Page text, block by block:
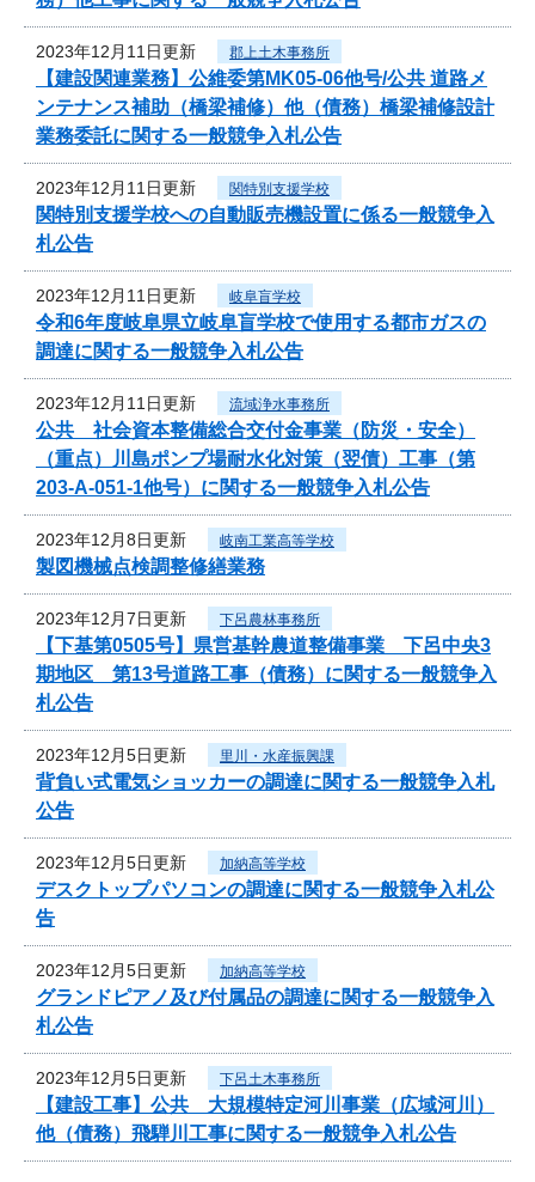
2023年12月11日更新 郡上土木事務所
【建設関連業務】公維委第MK05-06他号/公共 道路メ
ンテナンス補助（橋梁補修）他（債務）橋梁補修設計
業務委託に関する一般競争入札公告
2023年12月11日更新 関特別支援学校
関特別支援学校への自動販売機設置に係る一般競争入
札公告
2023年12月11日更新 岐阜盲学校
令和6年度岐阜県立岐阜盲学校で使用する都市ガスの
調達に関する一般競争入札公告
2023年12月11日更新 流域浄水事務所
公共 社会資本整備総合交付金事業（防災・安全）
（重点）川島ポンプ場耐水化対策（翌債）工事（第
203-A-051-1他号）に関する一般競争入札公告
2023年12月8日更新 岐南工業高等学校
製図機械点検調整修繕業務
2023年12月7日更新 下呂農林事務所
【下基第0505号】県営基幹農道整備事業 下呂中央3
期地区 第13号道路工事（債務）に関する一般競争入
札公告
2023年12月5日更新 里川・水産振興課
背負い式電気ショッカーの調達に関する一般競争入札
公告
2023年12月5日更新 加納高等学校
デスクトップパソコンの調達に関する一般競争入札公
告
2023年12月5日更新 加納高等学校
グランドピアノ及び付属品の調達に関する一般競争入
札公告
2023年12月5日更新 下呂土木事務所
【建設工事】公共 大規模特定河川事業（広域河川）
他（債務）飛騨川工事に関する一般競争入札公告